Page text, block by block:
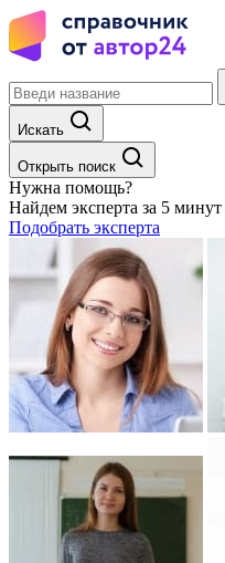
Искать
Открыть поиск
Нужна помощь?
Найдем эксперта за 5 минут
Подобрать эксперта